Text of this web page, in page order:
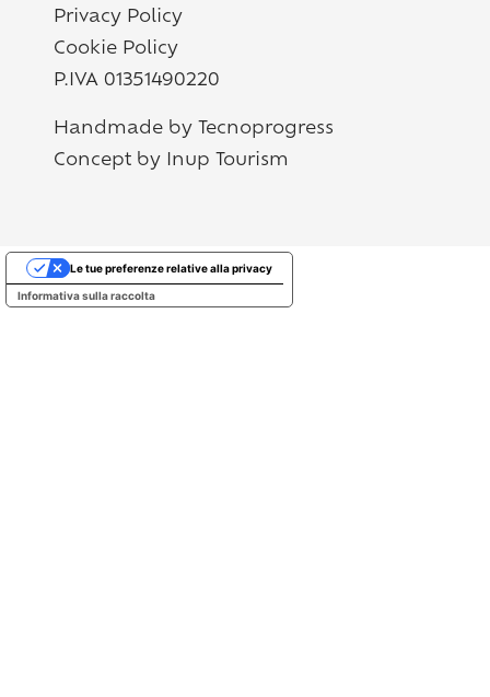
Privacy Policy
Cookie Policy
P.IVA 01351490220
Handmade by Tecnoprogress
Concept by Inup Tourism
Informativa sulla raccolta
Le tue preferenze relative alla privacy